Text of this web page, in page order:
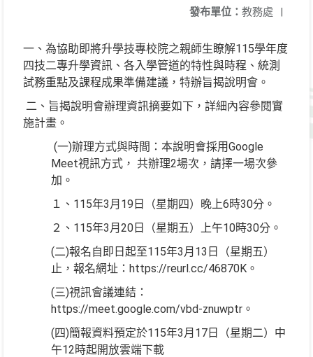
發布單位： 教務處 |
一、為協助即將升學技專校院之親師生瞭解115學年度
四技二專升學資訊、各入學管道的特性與時程、統測
試務重點及課程成果準備建議，特辦旨揭說明會。
二、旨揭說明會辦理資訊摘要如下，詳細內容參閱實
施計畫。
(一)辦理方式與時間：本說明會採用Google
Meet視訊方式， 共辦理2場次，請擇一場次參
加。
１、115年3月19日（星期四）晚上6時30分。
２、115年3月20日（星期五）上午10時30分。
(二)報名自即日起至115年3月13日（星期五）
止，報名網址：https://reurl.cc/46870K。
(三)視訊會議連結：
https://meet.google.com/vbd-znuwptr。
(四)簡報資料預定於115年3月17日（星期二）中
午12時起開放雲端下載